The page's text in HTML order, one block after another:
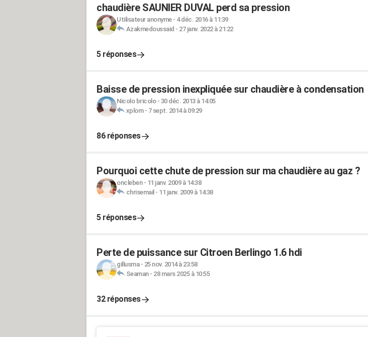
chaudière SAUNIER DUVAL perd sa pression
Utilisateur anonyme- 4 déc. 2016 à 11:39
Azakmedoussaid - 27 janv. 2022 à 21:22
5 réponses
Baisse de pression inexpliquée sur chaudière à condensation
Nicolo bricolo- 30 déc. 2013 à 14:05
xplom- 7 sept. 2014 à 09:29
86 réponses
Pourquoi cette chute de pression sur ma chaudière au gaz ?
oncleben- 11 janv. 2009 à 14:38
chrisemail - 11 janv. 2009 à 14:38
5 réponses
Perte de puissance sur Citroen Berlingo 1.6 hdi
gillusma- 25 nov. 2014 à 23:58
Seaman- 28 mars 2025 à 10:55
32 réponses